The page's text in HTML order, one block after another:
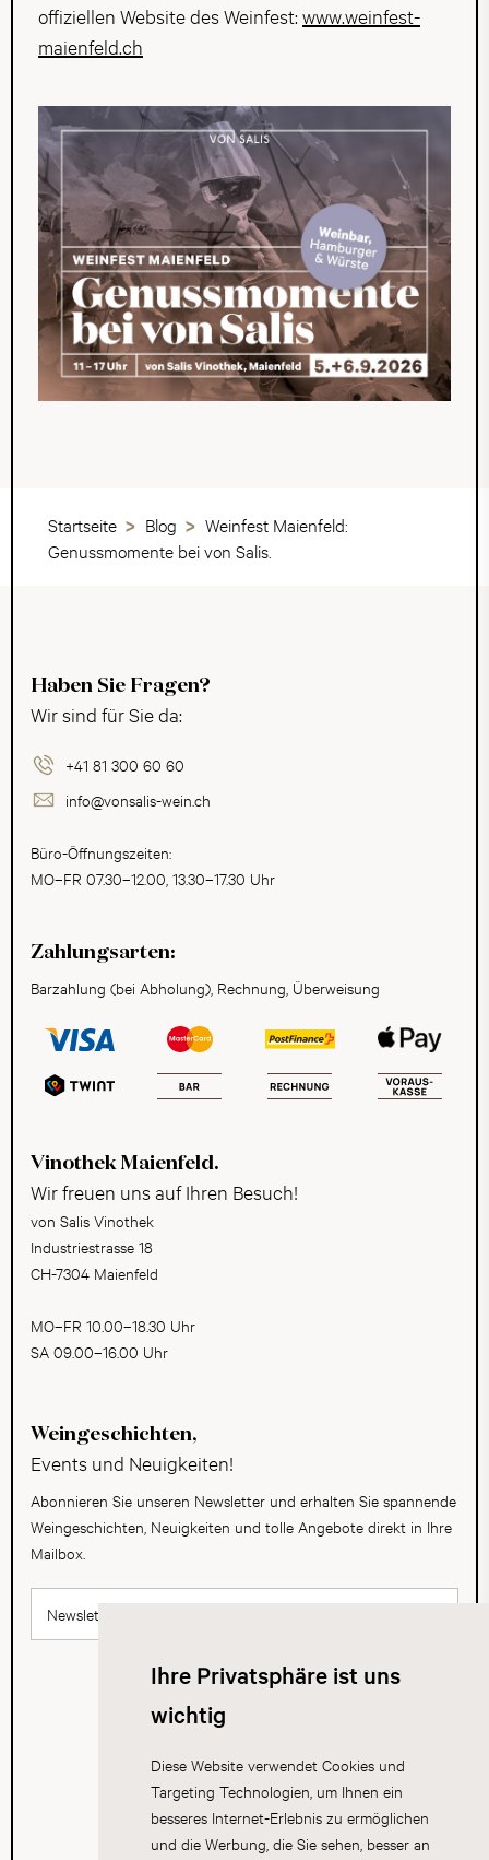
Ihre Privatsphäre ist uns
wichtig
Diese Website verwendet Cookies und
Targeting Technologien, um Ihnen ein
besseres Internet-Erlebnis zu ermöglichen
und die Werbung, die Sie sehen, besser an
offiziellen Website des Weinfest: www.weinfest-
maienfeld.ch
Startseite Blog
Weinfest Maienfeld:
Genussmomente bei von Salis.
Haben Sie Fragen?
Wir sind für Sie da:
+41 81 300 60 60
info@vonsalis-wein.ch
Büro-Öffnungszeiten:
MO–FR 07.30–12.00, 13.30–17.30 Uhr
Zahlungsarten:
Barzahlung (bei Abholung), Rechnung, Überweisung
Vinothek Maienfeld.
Wir freuen uns auf Ihren Besuch!
von Salis Vinothek
Industriestrasse 18
CH-7304 Maienfeld
MO–FR 10.00–18.30 Uhr
SA 09.00–16.00 Uhr
Weingeschichten,
Events und Neuigkeiten!
Abonnieren Sie unseren Newsletter und erhalten Sie spannende
Weingeschichten, Neuigkeiten und tolle Angebote direkt in Ihre
Mailbox.
Newsletter abonnieren